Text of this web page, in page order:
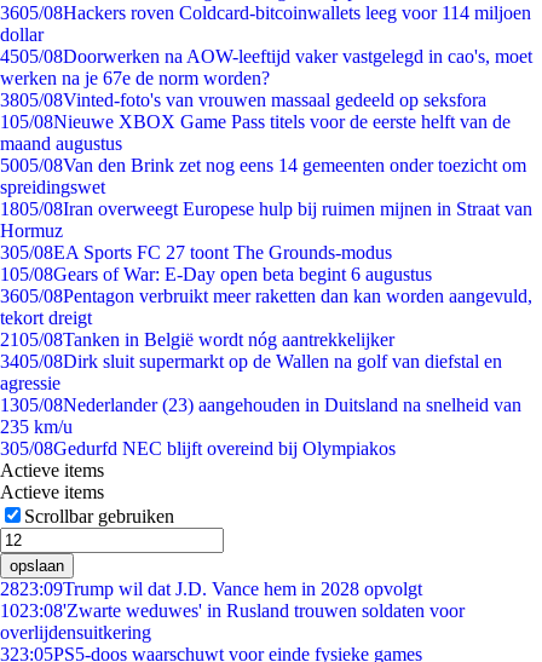
3605/08Hackers roven Coldcard-bitcoinwallets leeg voor 114 miljoen
dollar
4505/08Doorwerken na AOW-leeftijd vaker vastgelegd in cao's, moet
werken na je 67e de norm worden?
3805/08Vinted-foto's van vrouwen massaal gedeeld op seksfora
105/08Nieuwe XBOX Game Pass titels voor de eerste helft van de
maand augustus
5005/08Van den Brink zet nog eens 14 gemeenten onder toezicht om
spreidingswet
1805/08Iran overweegt Europese hulp bij ruimen mijnen in Straat van
Hormuz
305/08EA Sports FC 27 toont The Grounds-modus
105/08Gears of War: E-Day open beta begint 6 augustus
3605/08Pentagon verbruikt meer raketten dan kan worden aangevuld,
tekort dreigt
2105/08Tanken in België wordt nóg aantrekkelijker
3405/08Dirk sluit supermarkt op de Wallen na golf van diefstal en
agressie
1305/08Nederlander (23) aangehouden in Duitsland na snelheid van
235 km/u
305/08Gedurfd NEC blijft overeind bij Olympiakos
Actieve items
Actieve items
Scrollbar gebruiken
opslaan
2823:09Trump wil dat J.D. Vance hem in 2028 opvolgt
1023:08'Zwarte weduwes' in Rusland trouwen soldaten voor
overlijdensuitkering
323:05PS5-doos waarschuwt voor einde fysieke games